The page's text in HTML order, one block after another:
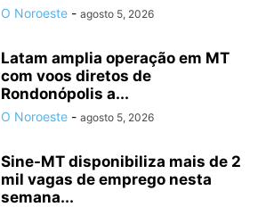
O Noroeste - agosto 5, 2026
Latam amplia operação em MT
com voos diretos de
Rondonópolis a...
O Noroeste - agosto 5, 2026
Sine-MT disponibiliza mais de 2
mil vagas de emprego nesta
semana...